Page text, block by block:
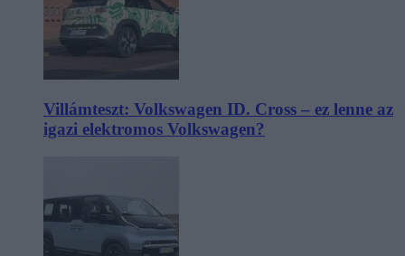
Villámteszt: Volkswagen ID. Cross – ez lenne az
igazi elektromos Volkswagen?